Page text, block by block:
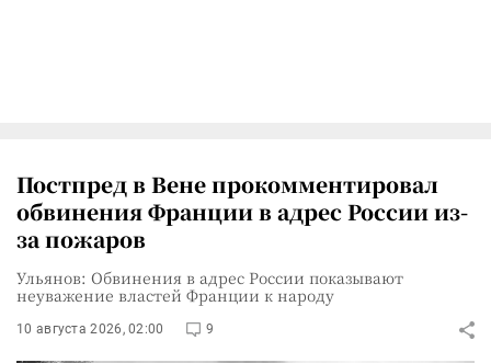
Постпред в Вене прокомментировал
обвинения Франции в адрес России из-
за пожаров
Ульянов: Обвинения в адрес России показывают
неуважение властей Франции к народу
10 августа 2026, 02:00 9